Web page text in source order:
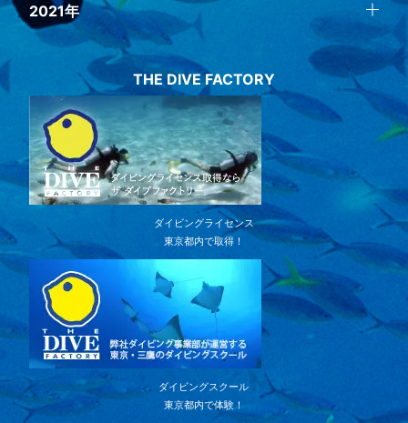
2021年
THE DIVE FACTORY
ダイビングライセンス
東京都内で取得！
ダイビングスクール
東京都内で体験！